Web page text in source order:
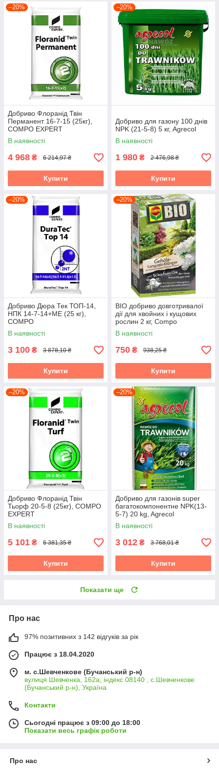
–20%
Добриво Флоранід Твін
Перманент 16-7-15 (25кг),
COMPO EXPERT
В наявності
4 968 ₴ 6 214,97 ₴
Купити
–20%
Добриво для газону 100 днів
NPK (21-5-8) 5 кг, Agrecol
В наявності
1 980 ₴ 2 476,98 ₴
Купити
–20%
Добриво Дюра Тек ТОП-14,
НПК 14-7-14+МЕ (25 кг),
COMPO
В наявності
3 100 ₴ 3 878,10 ₴
Купити
–20%
BIO добриво довготривалої
дії для хвойних і кущових
рослин 2 кг, Compo
В наявності
750 ₴ 938,25 ₴
Купити
–20%
Добриво Флоранід Твін
Тьорф 20-5-8 (25кг), COMPO
EXPERT
В наявності
5 101 ₴ 6 381,35 ₴
Купити
–20%
Добриво для газонів super
багатокомпонентне NPK(13-
5-7) 20 kg, Agrecol
В наявності
3 012 ₴ 3 768,01 ₴
Купити
Показати ще
Про нас
97% позитивних з 142 відгуків за рік
Працює з 18.04.2020
м. с.Шевченкове (Бучанський р-н)
вулиця Шевченка, 162а, індекс 08140 , с.Шевченкове
(Бучанський р-н), Україна
Контакти
Сьогодні працює з 09:00 до 18:00
Показати весь графік роботи
Про нас